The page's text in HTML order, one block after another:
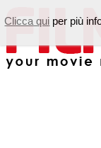
Clicca qui per più